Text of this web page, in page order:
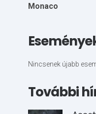
Monaco
Nincsenek újabb
További